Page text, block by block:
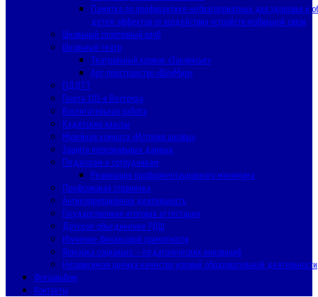
Памятка по профилактике неблагоприятных для здоровья и
детей эффектов от воздействия устройств мобильной связи
Школьный спортивный клуб
Школьный театр
Театральный кружок «Закулисье»
Арт-пространство «ШоуМир»
ПДДТТ
Газета 101-я Весточка
Воспитательная работа
Кадетские классы
Музейная комната «История школы»
Защита персональных данных
Педагогам и сотрудникам
Реализация профориентационного минимума
Профсоюзная страничка
Антикоррупционная деятельность
Государственная итоговая аттестация
Детское объединение РДШ
Изучение финансовой грамотности
Ярмарка социально — педагогических инноваций
Независимая оценка качества условий образовательной деятельности
Фотоальбом
Контакты